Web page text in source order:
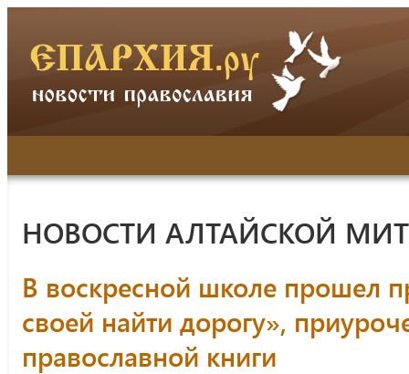
НОВОСТИ АЛТАЙСКОЙ
В воскресной школе прошел
своей найти дорогу»,
православной книги